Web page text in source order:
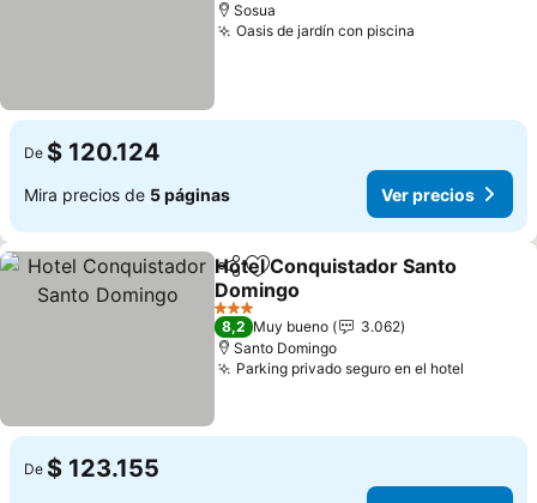
Sosua
Oasis de jardín con piscina
De $ 120.124
Mira precios de 5 páginas Ver precios
CompartirAgregar a favoritos
Hotel Conquistador Santo
Domingo
Ver precios
3 Estrellas
8,2 Muy bueno
3.062
Santo Domingo
Parking privado seguro en el hotel
De $ 123.155